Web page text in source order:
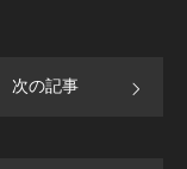
次の記事